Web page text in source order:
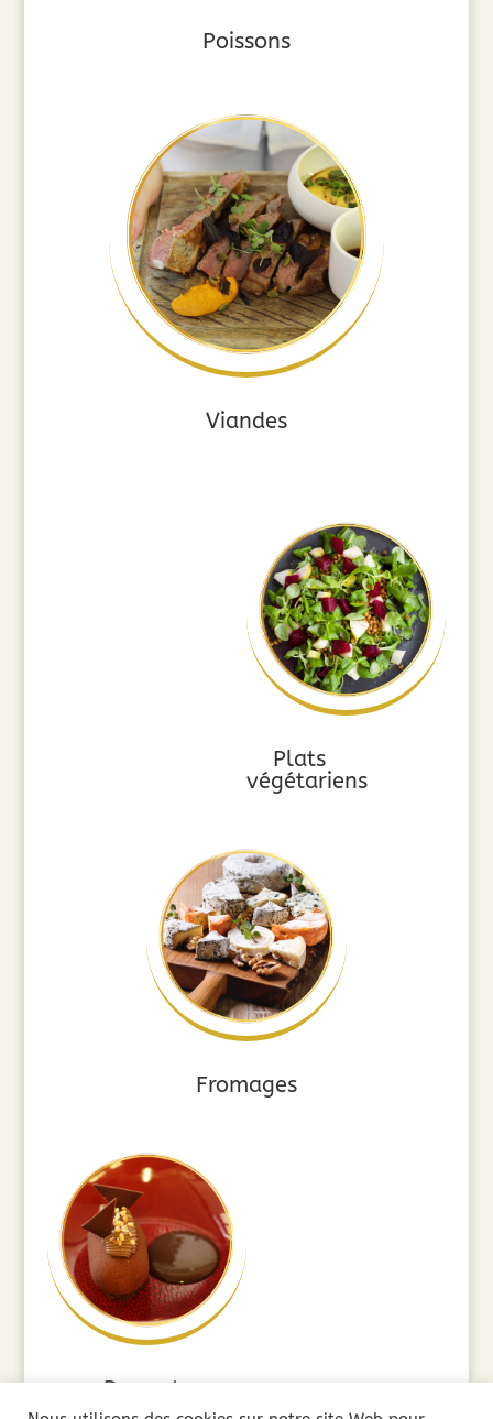
Poissons
Viandes
Plats
végétariens
Fromages
Desserts